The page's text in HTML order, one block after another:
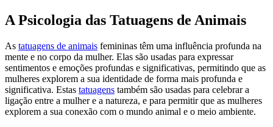
A Psicologia das Tatuagens de Animais
As tatuagens de animais femininas têm uma influência profunda na
mente e no corpo da mulher. Elas são usadas para expressar
sentimentos e emoções profundas e significativas, permitindo que as
mulheres explorem a sua identidade de forma mais profunda e
significativa. Estas tatuagens também são usadas para celebrar a
ligação entre a mulher e a natureza, e para permitir que as mulheres
explorem a sua conexão com o mundo animal e o meio ambiente.